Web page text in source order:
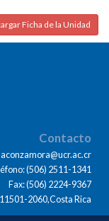
Ficha de la Unidad
Contacto
(506) 2511-1341
Fax: (506) 2224-9367
2060,Costa Rica